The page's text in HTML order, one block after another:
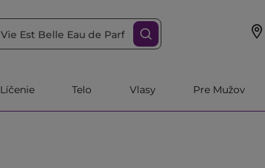
Líčenie Telo Vlasy Pre Mužov